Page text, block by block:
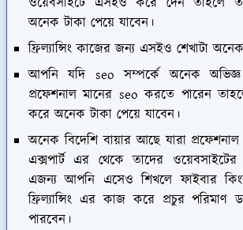
অনেক টাকা পেয়ে যাবেন।
ফ্রিল্যান্সিং কাজের জন্য এসইও শেখাটা
আপনি যদি seo সম্পর্কে অনেক
প্রফেশনাল মানের seo করতে পারেন
করে অনেক টাকা পেয়ে যাবেন।
অনেক বিদেশি বায়ার আছে যারা
এক্সপার্ট এর থেকে তাদের
এজন্য আপনি এসেও শিখলে ফাইবার
ফ্রিল্যান্সিং এর কাজ করে প্রচুর
পারবেন।